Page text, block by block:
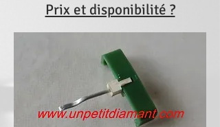
Prix et disponibilité ?